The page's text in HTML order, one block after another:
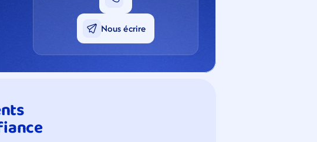
Nous écrire